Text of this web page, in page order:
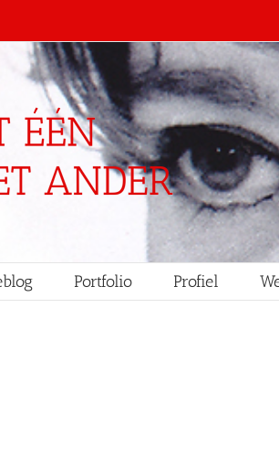
Portfolio Profiel